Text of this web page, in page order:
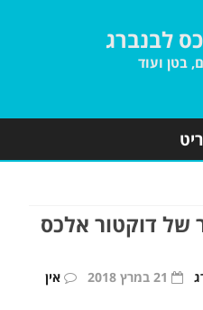
לבנברג
בטן ועוד
Skip
של דוקטור אלכס
21 במרץ 2018
אין